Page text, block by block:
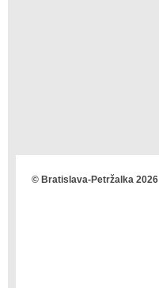
© Bratislava-Petržalka 2026